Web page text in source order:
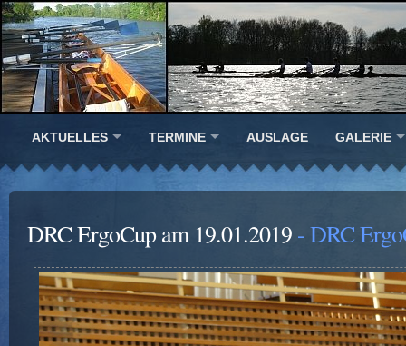
AKTUELLES TERMINE AUSLAGE GALERIE
DRC ErgoCup am 19.01.2019 - DRC